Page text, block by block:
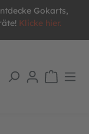
Gokarts,
Klicke hier.